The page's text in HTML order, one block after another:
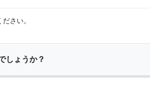
さい。
しょうか？